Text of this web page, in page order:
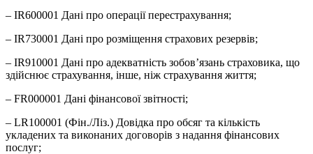
– IR600001 Дані про операції перестрахування;
– IR730001 Дані про розміщення страхових резервів;
– IR910001 Дані про адекватність зобов’язань страховика, що
здійснює страхування, інше, ніж страхування життя;
– FR000001 Дані фінансової звітності;
– LR100001 (Фін./Ліз.) Довідка про обсяг та кількість
укладених та виконаних договорів з надання фінансових
послуг;